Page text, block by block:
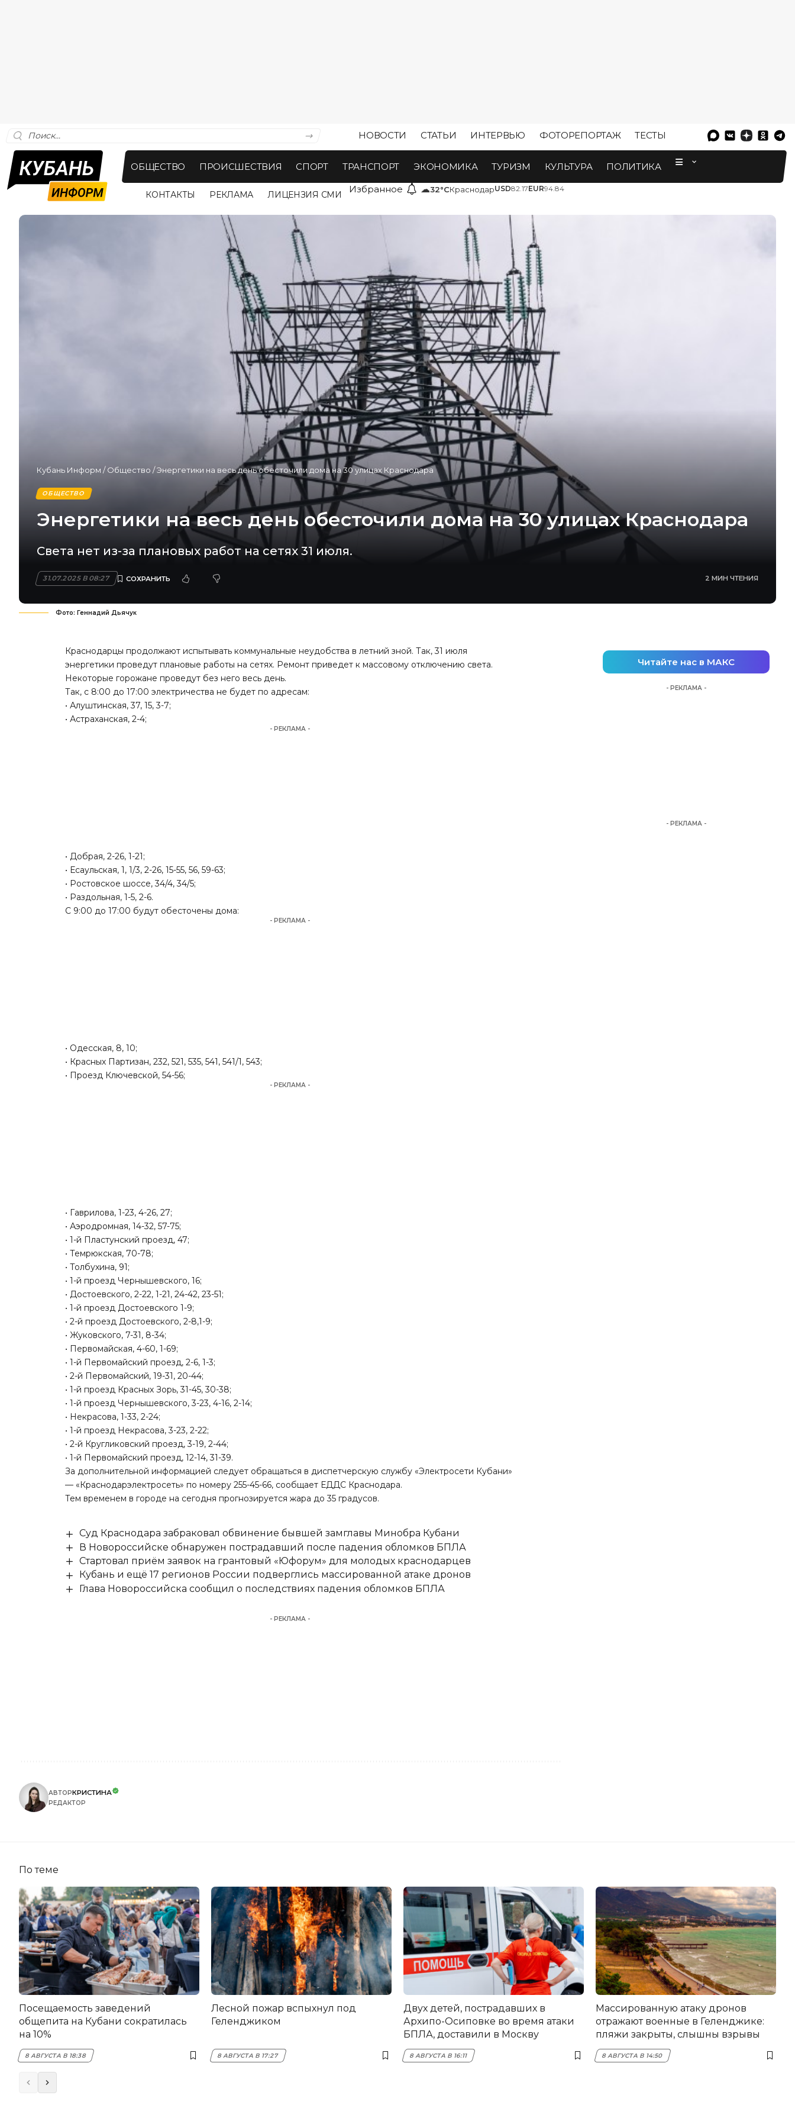
НОВОСТИ СТАТЬИ ИНТЕРВЬЮ ФОТОРЕПОРТАЖ ТЕСТЫ
ОБЩЕСТВО ПРОИСШЕСТВИЯ СПОРТ ТРАНСПОРТ ЭКОНОМИКА ТУРИЗМ КУЛЬТУРА ПОЛИТИКА
КОНТАКТЫ РЕКЛАМА ЛИЦЕНЗИЯ СМИ Избранное ☁32°CКраснодарUSD82.17EUR94.84
Кубань Информ /Общество /Энергетики на весь день обесточили дома на 30 улицах Краснодара
ОБЩЕСТВО
Энергетики на весь день обесточили дома на 30 улицах Краснодара
Света нет из-за плановых работ на сетях 31 июля.
31.07.2025 В 08:27 2 МИН ЧТЕНИЯ
Фото: Геннадий Дьячук
Краснодарцы продолжают испытывать коммунальные неудобства в летний зной. Так, 31 июля
энергетики проведут плановые работы на сетях. Ремонт приведет к массовому отключению света.
Некоторые горожане проведут без него весь день.
Так, с 8:00 до 17:00 электричества не будет по адресам:
• Алуштинская, 37, 15, 3-7;
• Астраханская, 2-4;
- РЕКЛАМА -
• Добрая, 2-26, 1-21;
• Есаульская, 1, 1/3, 2-26, 15-55, 56, 59-63;
• Ростовское шоссе, 34/4, 34/5;
• Раздольная, 1-5, 2-6.
С 9:00 до 17:00 будут обесточены дома:
- РЕКЛАМА -
• Одесская, 8, 10;
• Красных Партизан, 232, 521, 535, 541, 541/1, 543;
• Проезд Ключевской, 54-56;
- РЕКЛАМА -
• Гаврилова, 1-23, 4-26, 27;
• Аэродромная, 14-32, 57-75;
• 1-й Пластунский проезд, 47;
• Темрюкская, 70-78;
• Толбухина, 91;
• 1-й проезд Чернышевского, 16;
• Достоевского, 2-22, 1-21, 24-42, 23-51;
• 1-й проезд Достоевского 1-9;
• 2-й проезд Достоевского, 2-8,1-9;
• Жуковского, 7-31, 8-34;
• Первомайская, 4-60, 1-69;
• 1-й Первомайский проезд, 2-6, 1-3;
• 2-й Первомайский, 19-31, 20-44;
• 1-й проезд Красных Зорь, 31-45, 30-38;
• 1-й проезд Чернышевского, 3-23, 4-16, 2-14;
• Некрасова, 1-33, 2-24;
• 1-й проезд Некрасова, 3-23, 2-22;
• 2-й Кругликовский проезд, 3-19, 2-44;
• 1-й Первомайский проезд, 12-14, 31-39.
За дополнительной информацией следует обращаться в диспетчерскую службу «Электросети Кубани»
— «Краснодарэлектросеть» по номеру 255-45-66, сообщает ЕДДС Краснодара.
Тем временем в городе на сегодня прогнозируется жара до 35 градусов.
Суд Краснодара забраковал обвинение бывшей замглавы Минобра Кубани
В Новороссийске обнаружен пострадавший после падения обломков БПЛА
Стартовал приём заявок на грантовый «Юфорум» для молодых краснодарцев
Кубань и ещё 17 регионов России подверглись массированной атаке дронов
Глава Новороссийска сообщил о последствиях падения обломков БПЛА
- РЕКЛАМА -
АВТОРКРИСТИНА
РЕДАКТОР
Читайте нас в МАКС
- РЕКЛАМА -
- РЕКЛАМА -
По теме
Посещаемость заведений
общепита на Кубани сократилась
на 10%
8 АВГУСТА В 18:38
Лесной пожар вспыхнул под
Геленджиком
8 АВГУСТА В 17:27
Двух детей, пострадавших в
Архипо-Осиповке во время атаки
БПЛА, доставили в Москву
8 АВГУСТА В 16:11
Массированную атаку дронов
отражают военные в Геленджике:
пляжи закрыты, слышны взрывы
8 АВГУСТА В 14:50